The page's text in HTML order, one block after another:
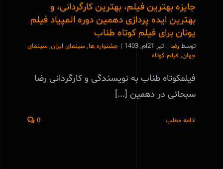
جایزه بهترین فیلم، بهترین کارگردانی، و
بهترین ایده پردازی دهمین دوره المپیاد فیلم
یونان برای فیلم کوتاه طناب
توسط رضا | تیر 21ام, 1403 | جشنواره ها, سینمای ایران, سینمای
جهان, فیلم کوتاه
فیلمکوتاه طناب به نویسندگی و کارگردانی رضا
سبحانی در دهمین [...]
ادامه مطلب 0